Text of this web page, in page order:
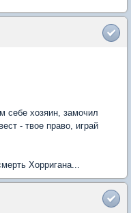
себе хозяин, замочил
- твое право, играй
Хорригана...